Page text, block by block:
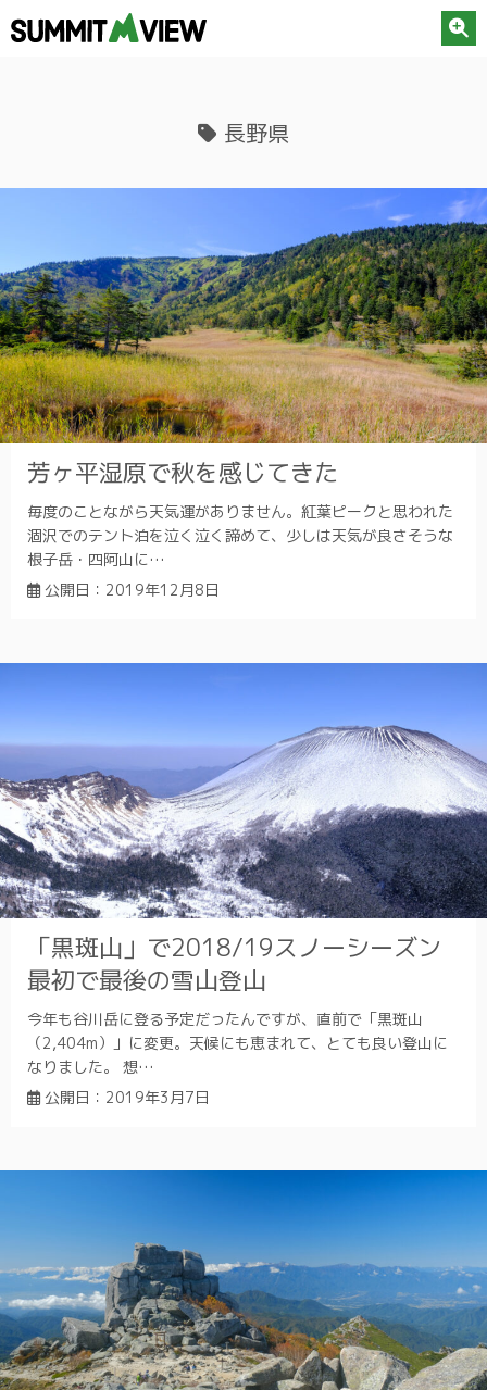
長野県
芳ヶ平湿原で秋を感じてきた
毎度のことながら天気運がありません。紅葉ピークと思われた
涸沢でのテント泊を泣く泣く諦めて、少しは天気が良さそうな
根子岳・四阿山に…
公開日： 2019年12月8日
「黒斑山」で2018/19スノーシーズン
最初で最後の雪山登山
今年も谷川岳に登る予定だったんですが、直前で「黒斑山
（2,404m）」に変更。天候にも恵まれて、とても良い登山に
なりました。 想…
公開日： 2019年3月7日